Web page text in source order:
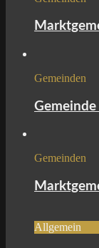
Gemeinden
Gemeinde
Gemeinden
Allgemein